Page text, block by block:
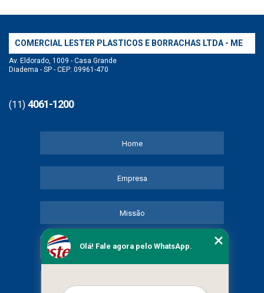
COMERCIAL LESTER PLASTICOS E BORRACHAS LTDA - ME
Av. Eldorado, 1009 - Casa Grande
Diadema - SP - CEP: 09961-470
(11) 4061-1200
Home
Empresa
Missão
Serviços
Olá! Fale agora pelo WhatsApp.